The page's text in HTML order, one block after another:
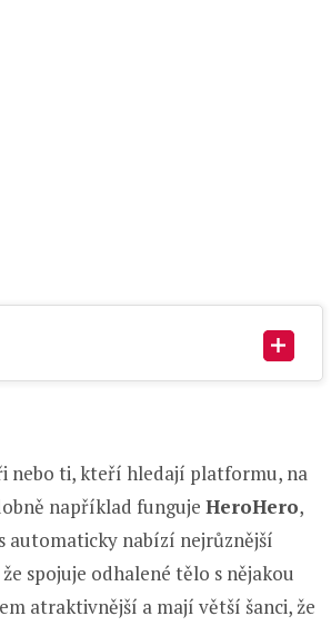
nebo ti, kteří hledají platformu, na
například funguje HeroHero,
automaticky nabízí nejrůznější
spojuje odhalené tělo s nějakou
atraktivnější a mají větší šanci, že